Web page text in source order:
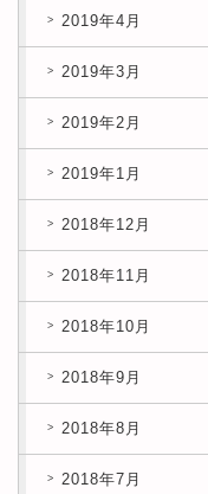
2019年4月
2019年3月
2019年2月
2019年1月
2018年12月
2018年11月
2018年10月
2018年9月
2018年8月
2018年7月